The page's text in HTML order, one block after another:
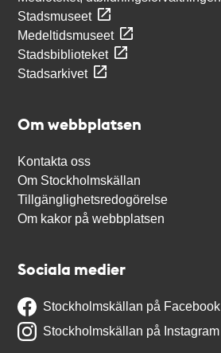
Stadsmuseet
Medeltidsmuseet
Stadsbiblioteket
Stadsarkivet
Om webbplatsen
Kontakta oss
Om Stockholmskällan
Tillgänglighetsredogörelse
Om kakor på webbplatsen
Sociala medier
Stockholmskällan på Facebook
Stockholmskällan på Instagram